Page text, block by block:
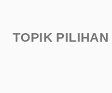
TOPIK PILIHAN